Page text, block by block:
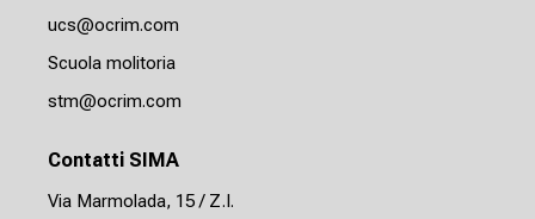
ucs@ocrim.com
Scuola molitoria
stm@ocrim.com
Contatti SIMA
Via Marmolada, 15 / Z.I.